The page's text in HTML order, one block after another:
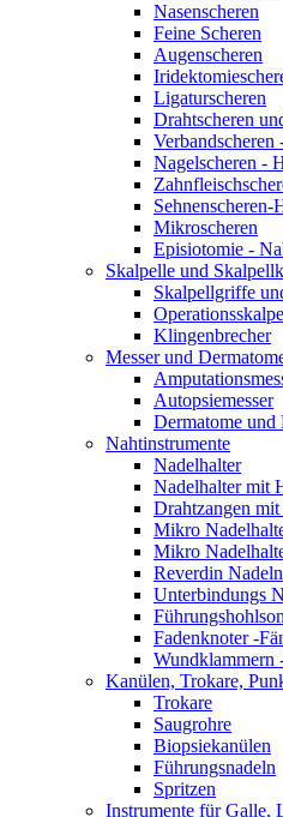
Nasenscheren
Feine Scheren
Augenscheren
Ligaturscheren
Drahtscheren
Verbandscheren
Nagelscheren -
Sehnenscheren-
Mikroscheren
Episiotomie -
Skalpelle und
Skalpellgriffe
Klingenbrecher
Messer und
Autopsiemesser
Dermatome und
Nahtinstrumente
Nadelhalter
Nadelhalter mit
Drahtzangen
Mikro
Mikro
Reverdin Nadeln
Unterbindungs
Fadenknoter -
Wundklammern
Kanülen, Trokare,
Trokare
Saugrohre
Biopsiekanülen
Führungsnadeln
Spritzen
Instrumente für Galle,